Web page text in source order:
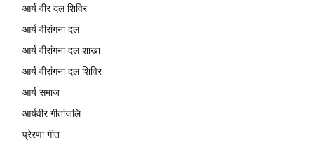
आर्य वीर दल शिविर
आर्य वीरांगना दल
आर्य वीरांगना दल शाखा
आर्य वीरांगना दल शिविर
आर्य समाज
आर्यवीर गीतांजलि
प्रेरणा गीत